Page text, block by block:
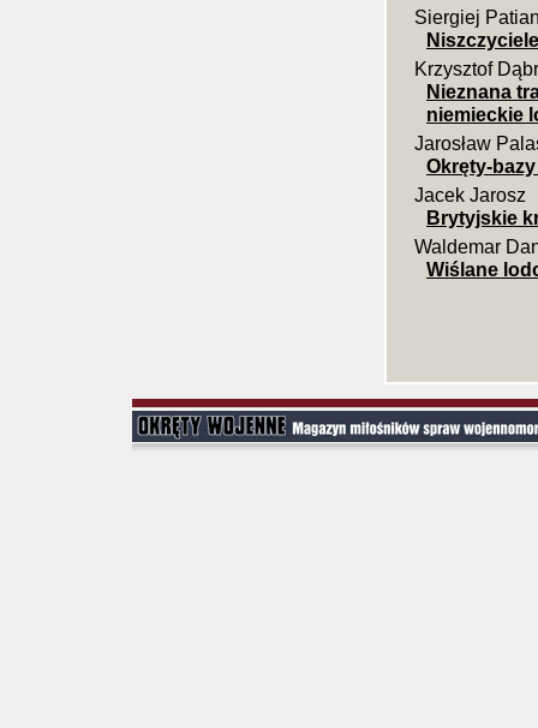
Siergiej
Krzysztof
Nieznana
niemieckie
Jarosław
Okręty-
Jacek Jarosz
Brytyjskie
Waldemar
Wiślane